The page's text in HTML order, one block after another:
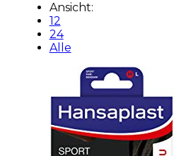
Ansicht:
12
24
Alle